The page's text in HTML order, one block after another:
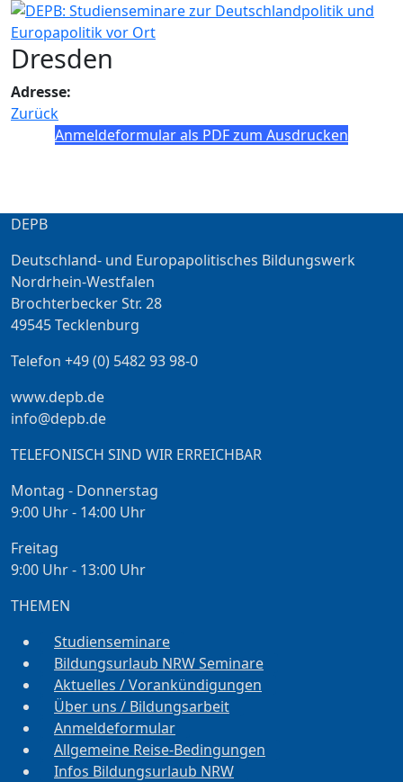
Dresden
Adresse:
Zurück
Anmeldeformular als PDF zum Ausdrucken
DEPB
Deutschland- und Europapolitisches Bildungswerk
Nordrhein-Westfalen
Brochterbecker Str. 28
49545 Tecklenburg
Telefon +49 (0) 5482 93 98-0
www.depb.de
info@depb.de
TELEFONISCH SIND WIR ERREICHBAR
Montag - Donnerstag
9:00 Uhr - 14:00 Uhr
Freitag
9:00 Uhr - 13:00 Uhr
THEMEN
Studienseminare
Bildungsurlaub NRW Seminare
Aktuelles / Vorankündigungen
Über uns / Bildungsarbeit
Anmeldeformular
Allgemeine Reise-Bedingungen
Infos Bildungsurlaub NRW